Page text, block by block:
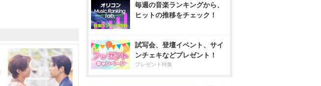
毎週の音楽ランキングから、
ヒットの推移をチェック！
試写会、登壇イベント、サイ
ンチェキなどプレゼント！
プレゼント特集